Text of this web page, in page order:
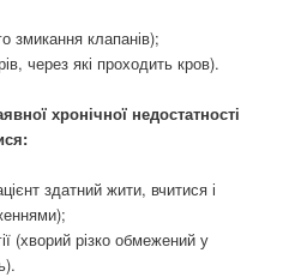
змикання клапанів);
через які проходить кров).
хронічної недостатності
здатний жити, вчитися і
(хворий різко обмежений у